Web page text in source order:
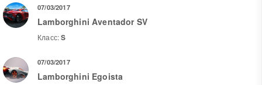
07/03/2017
Lamborghini Aventador SV
Класс:S
07/03/2017
Lamborghini Egoista